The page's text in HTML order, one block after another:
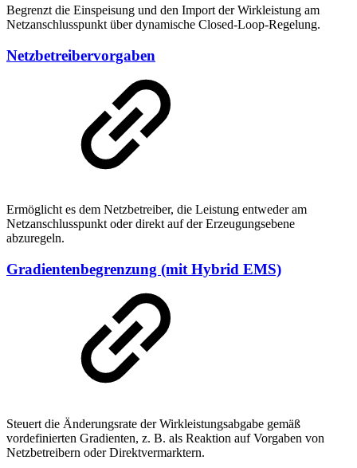
Begrenzt die Einspeisung und den Import der Wirkleistung am
Netzanschlusspunkt über dynamische Closed-Loop-Regelung.
Netzbetreibervorgaben
Ermöglicht es dem Netzbetreiber, die Leistung entweder am
Netzanschlusspunkt oder direkt auf der Erzeugungsebene
abzuregeln.
Gradientenbegrenzung (mit Hybrid EMS)
Steuert die Änderungsrate der Wirkleistungsabgabe gemäß
vordefinierten Gradienten, z. B. als Reaktion auf Vorgaben von
Netzbetreibern oder Direktvermarktern.